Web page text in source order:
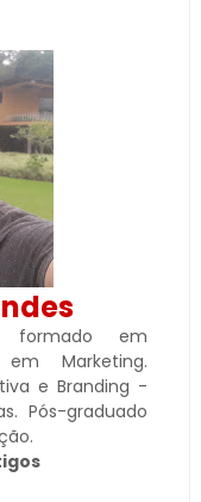
formado em
Marketing.
e Branding -
Pós-graduado